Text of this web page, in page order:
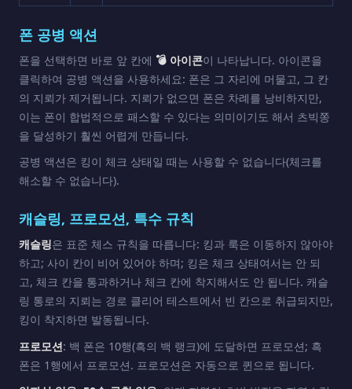
폰 공병 액션
폰을 선택하면 바로 앞 칸에 💣 아이콘이 나타납니다. 아이콘을
클릭하여 공병 액션을 사용하세요: 폰은 그 자리에 머물고, 그 칸
의 지뢰가 제거됩니다. 지뢰가 없으면 폰은 차례를 낭비하지만,
이는 폰이 합법적으로 패스할 수 있다는 의미이기도 해서 츠빅쫑
을 달성하기 훨씬 어렵게 만듭니다.
공병 액션은 킹이 체크 상태일 때는 사용할 수 없습니다(체크를
해소할 수 없습니다).
캐슬링, 프로모션, 특수 규칙
캐슬링은 표준 체스 규칙을 따릅니다: 킹과 룩은 이동하지 않아야
하고; 사이 칸이 비어 있어야 하며; 킹은 체크 상태여서는 안 되
고, 체크 칸을 통과하거나 체크 칸에 착지해서도 안 됩니다. 캐슬
링 통로의 지뢰는 경로 클리어 테스트에서 빈 칸으로 취급되지만,
킹이 착지하면 발동됩니다.
프로모션: 백 폰은 10행(흑의 백 랭크)에 도달하면 프로모션; 흑
폰은 1행에서 프로모션. 프로모션은 자동으로 퀸으로 됩니다.